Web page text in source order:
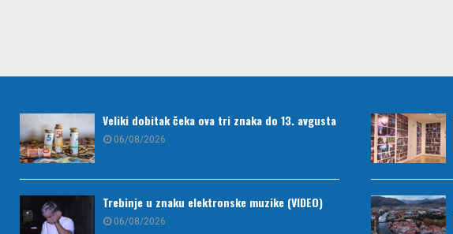
Veliki dobitak čeka ova tri znaka do 13. avgusta
06/08/2026
Trebinje u znaku elektronske muzike (VIDEO)
06/08/2026